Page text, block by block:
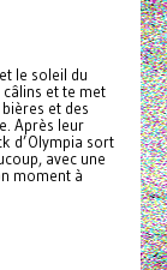
le soleil du
et te met
et des
Après leur
d’Olympia sort
avec une
moment à